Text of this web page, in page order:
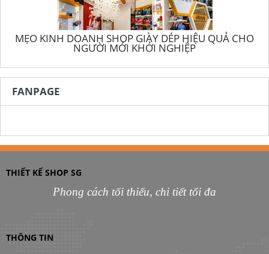
MẸO KINH DOANH SHOP GIÀY DÉP HIỆU QUẢ CHO
NGƯỜI MỚI KHỞI NGHIỆP
FANPAGE
THIẾT KẾ SHOP SG
Phong cách tối thiểu, chi tiết tối đa
THÔNG TIN